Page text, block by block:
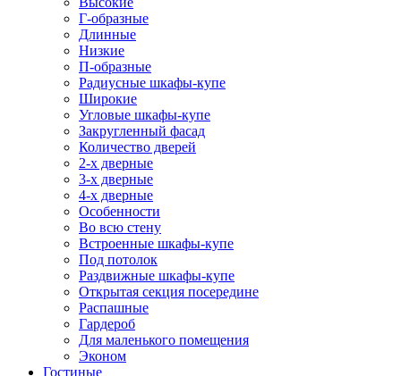
Г-образные
Длинные
Низкие
П-образные
Радиусные шкафы-купе
Широкие
Угловые шкафы-купе
Закругленный фасад
Количество дверей
2-х дверные
3-х дверные
4-х дверные
Особенности
Во всю стену
Встроенные шкафы-купе
Под потолок
Раздвижные шкафы-купе
Открытая секция посередине
Распашные
Гардероб
Для маленького помещения
Эконом
Гостиные